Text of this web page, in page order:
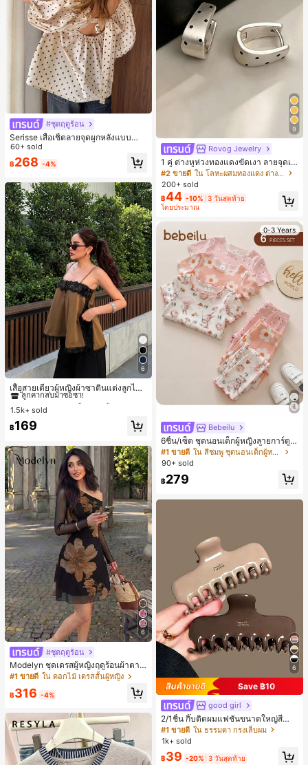
#ชุดฤดูร้อน
Serisse เสื้อเชิ้ตลายจุดผูกหลังแบบลำล
องสำหรับฤดูร้อน
60+ sold
฿268 -4%
6
เสื้อสายเดี่ยวผู้หญิงผ้าซาตินแต่งลูกไม้
- เสื้อสายเดี่ยวฤดูร้อนสีคากีมีรอยผ่าด้า
นข้างที่น่าดึงดูดแบบสบายๆ
#1 ขายดี
ใน สีกากี เสื้อสตรี เสื้อเบลาส์ & Tee
ลูกค้ากลับมาซื้อซ้ำ!
#1 ขายดี
ลูกค้ากลับมาซื้อซ้ำ!
#1 ขายดี
ลูกค้ากลับมาซื้อซ้ำ!
#1 ขายดี
ใน สีกากี เสื้อสตรี เสื้อเบลาส์ & Tee
1.5k+ sold
฿169
6
#ชุดฤดูร้อน
Modelyn ชุดเดรสผู้หญิงฤดูร้อนผ้าตาข่
ายพิมพ์ลาย คอไม่สมมาตร จับจีบ หรูหร
#1 ขายดี ใน ดอกไม้ เดรสสั้นผู้หญิง
฿316 -4%
9
Rovog Jewelry
1 คู่ ต่างหูห่วงทองแดงขัดเงา ลายจุดเร
ขาคณิตสไตล์มินิมอล เหมาะสำหรับสว
มใส่ประจำวันแบบสบายๆ สำหรับผู้หญิง
#2 ขายดี
ใน โลหะผสมทองแดง ต่างหูผู้หญิง
200+ sold
฿44 -10% 3 วันสุดท้าย
โดยประมาณ
0-3 Years
Bebeilu
6ชิ้น/เซ็ต ชุดนอนเด็กผู้หญิงลายการ์ตูน
หมีและดอกไม้ คอกลม แขนสั้น กางเกง
ขาสั้น ขอบระบาย สวมใส่สบาย
#1 ขายดี
ใน สีชมพู ชุดนอนเด็กผู้หญิง
90+ sold
฿279
6
Save ฿10
good girl
2/1ชิ้น กิ๊บติดผมแฟชั่นขนาดใหญ่สีน้ำ
ตาลชานมสำหรับผู้หญิง เหมาะสำหรับก
ารอาบน้ำ ล้างหน้า และจัดแต่งทรงผม
#1 ขายดี ใน ธรรมดา กรงเล็บผม
1k+ sold
฿39 -20% 3 วันสุดท้าย